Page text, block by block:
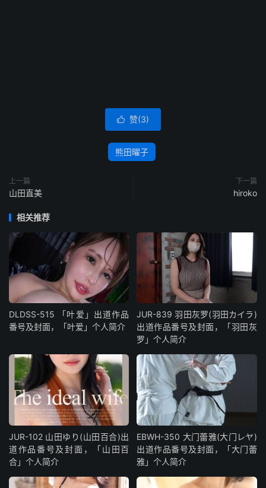
 赞(3)
熊田曜子
上一篇
山田直美
下一篇
hiroko
相关推荐
DLDSS-515 「叶爱」出道作品
番号及封面，「叶爱」个人简介
JUR-839 羽田灰罗(羽田カイラ)
出道作品番号及封面，「羽田灰
罗」个人简介
JUR-102 山田ゆり(山田百合)出
道作品番号及封面，「山田百
合」个人简介
EBWH-350 大门蕾雅(大门レヤ)
出道作品番号及封面，「大门蕾
雅」个人简介